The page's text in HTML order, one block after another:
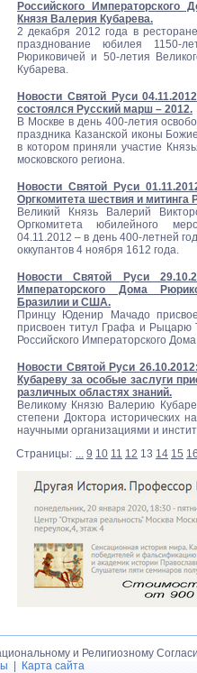
Российского
Князя Валерия Кубарева.
2 декабря 2012 года в
празднование юбилея 1150-
Рюриковичей и 50-летия
Кубарева.
Новости Святой Руси
состоялся Русский марш – 2012.
В Москве в день 400-летия
праздника Казанской иконы
в котором приняли участие
московского региона.
Новости Святой Руси
Оргкомитета шествия и митинга
Великий Князь Валерий
Оргкомитета юбилейного
04.11.2012 – в день 400-летней
оккупантов 4 ноября 1612 года.
Новости Святой Руси
Императорского Дома
Бразилии и США.
Принцу Юденир Мачадо
присвоен титул Графа и Рыцарю
Российского Императорского
Новости Святой Руси
Кубареву за особые заслуги
различных областях знаний.
Великому Князю Валерию
степени Доктора исторических
научными организациями и
Страницы: ... 9 10 11 12 13 14 15
и Религиозному
Карта сайта